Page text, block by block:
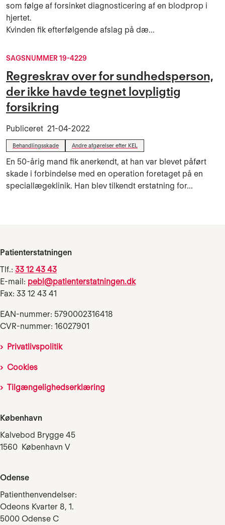
som følge af forsinket diagnosticering af en blodprop i
hjertet.
Kvinden fik efterfølgende afslag på dæ...
SAGSNUMMER 19-4229
Regreskrav over for sundhedsperson,
der ikke havde tegnet lovpligtig
forsikring
Publiceret 21-04-2022
Behandlingsskade Andre afgørelser efter KEL
En 50-årig mand fik anerkendt, at han var blevet påført
skade i forbindelse med en operation foretaget på en
speciallægeklinik. Han blev tilkendt erstatning for...
Patienterstatningen
Tlf.: 33 12 43 43
E-mail: pebl@patienterstatningen.dk
Fax: 33 12 43 41
EAN-nummer: 5790002316418
CVR-nummer: 16027901
Privatlivspolitik
Cookies
Tilgængelighedserklæring
København
Kalvebod Brygge 45
1560 København V
Odense
Patienthenvendelser:
Odeons Kvarter 8, 1.
5000 Odense C